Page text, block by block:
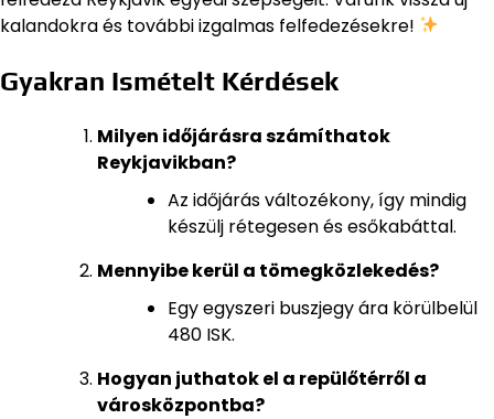
kalandokra és további izgalmas felfedezésekre!
Gyakran Ismételt Kérdések
Milyen időjárásra számíthatok
Reykjavikban?
Az időjárás változékony, így mindig
készülj rétegesen és esőkabáttal.
Mennyibe kerül a tömegközlekedés?
Egy egyszeri buszjegy ára körülbelül
480 ISK.
Hogyan juthatok el a repülőtérről a
városközpontba?